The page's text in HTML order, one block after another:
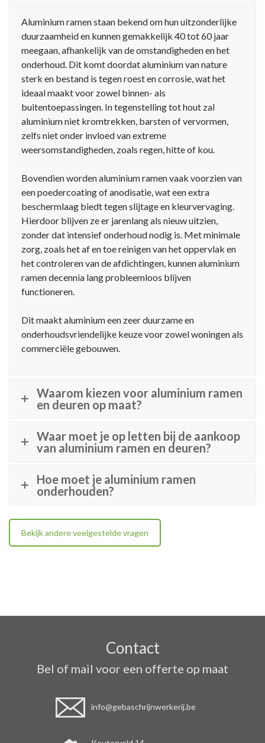
Aluminium ramen staan bekend om hun uitzonderlijke
duurzaamheid en kunnen gemakkelijk 40 tot 60 jaar
meegaan, afhankelijk van de omstandigheden en het
onderhoud. Dit komt doordat aluminium van nature
sterk en bestand is tegen roest en corrosie, wat het
ideaal maakt voor zowel binnen- als
buitentoepassingen. In tegenstelling tot hout zal
aluminium niet kromtrekken, barsten of vervormen,
zelfs niet onder invloed van extreme
weersomstandigheden, zoals regen, hitte of kou.
Bovendien worden aluminium ramen vaak voorzien van
een poedercoating of anodisatie, wat een extra
beschermlaag biedt tegen slijtage en kleurvervaging.
Hierdoor blijven ze er jarenlang als nieuw uitzien,
zonder dat intensief onderhoud nodig is. Met minimale
zorg, zoals het af en toe reinigen van het oppervlak en
het controleren van de afdichtingen, kunnen aluminium
ramen decennia lang probleemloos blijven
functioneren.
Dit maakt aluminium een zeer duurzame en
onderhoudsvriendelijke keuze voor zowel woningen als
commerciële gebouwen.
Waarom kiezen voor aluminium ramen
en deuren op maat?
Waar moet je op letten bij de aankoop
van aluminium ramen en deuren?
Hoe moet je aluminium ramen
onderhouden?
Bekijk andere veelgestelde vragen
Contact
Bel of mail voor een offerte op maat
info@gebaschrijnwerkerij.be